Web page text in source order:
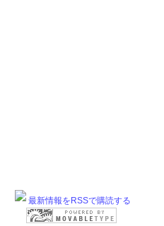
最新情報をRSSで購読する